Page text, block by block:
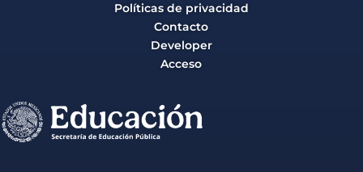
Políticas de privacidad
Contacto
Developer
Acceso